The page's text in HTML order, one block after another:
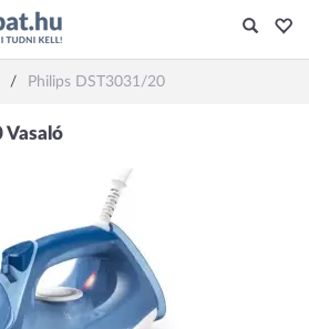
Philips DST3031/20